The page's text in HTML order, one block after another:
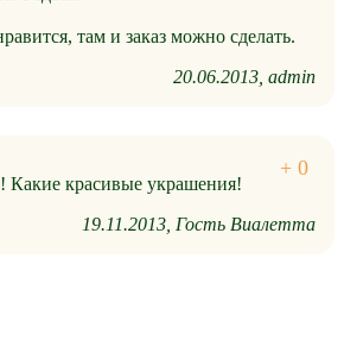
там и заказ можно сделать.
20.06.2013 admin
красивые украшения!
19.11.2013 Гость Виалетта